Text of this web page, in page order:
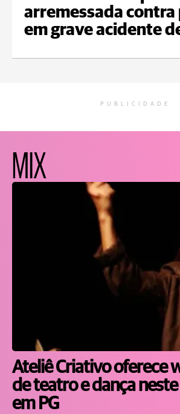
arremessada contra
em grave acidente
PUBLICIDADE
MIX
Ateliê Criativo oferece
de teatro e dança
em PG